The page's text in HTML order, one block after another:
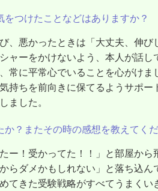
つけたことなどはありますか？
、悪かったときは「大丈夫、伸び
ャーをかけないよう、本人が話し
常に平常心でいることを心がけま
持ちを前向きに保てるようサポー
ました。
？またその時の感想を教えてくだ
ー！受かってた！！」と部屋から
らダメかもしれない」と落ち込ん
てきた受験戦略がすべてうまくい